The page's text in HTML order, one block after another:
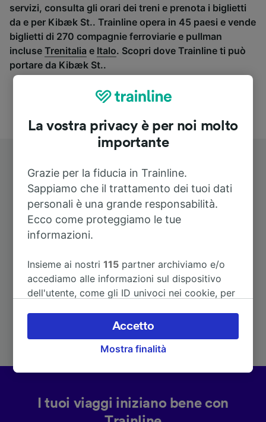
servizi, consulta gli orari dei treni e prenota i biglietti
da e per Kibæk St.. Trainline opera in 45 paesi e vende
biglietti di 270 compagnie ferroviarie e pullman
incluse Trenitalia e Italo. Scopri dove Trainline ti può
portare da Kibæk St..
Itinerari più popolari da Kibæk St.
Durata
A Copenhagen 3h 58m
I tuoi viaggi iniziano bene con
La vostra privacy è per noi molto
importante
Grazie per la fiducia in Trainline.
Sappiamo che il trattamento dei tuoi dati
personali è una grande responsabilità.
Ecco come proteggiamo le tue
informazioni.
Insieme ai nostri115 partner archiviamo e/o
accediamo alle informazioni sul dispositivo
dell'utente, come gli ID univoci nei cookie, per
accettare o gestire le proprie scelte facendo
clic di seguito, tra cui il proprio diritto di
opporsi sulla base di un interesse legittimo o
influenzeranno i dati sulla navigazione. I tuoi
Mostra finalità
Accetto